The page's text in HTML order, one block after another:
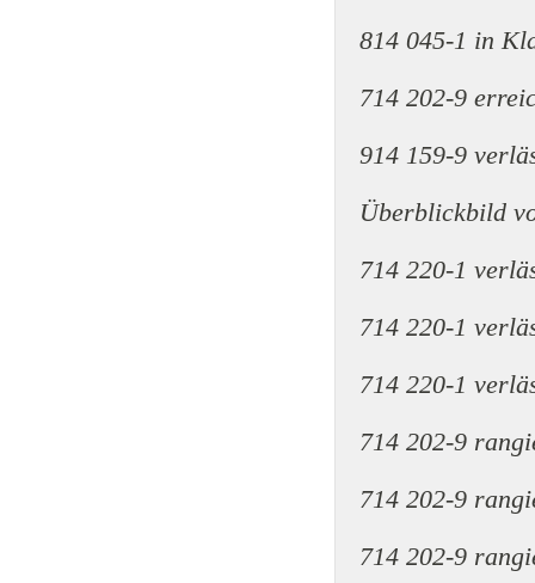
814 045-1 in
714 202-9
914 159-9
Überblickbild
714 220-1
714 220-1
714 220-1
714 202-9
714 202-9
714 202-9